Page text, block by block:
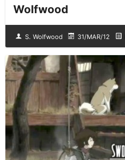
Wolfwood
S. Wolfwood 31/MAR/12